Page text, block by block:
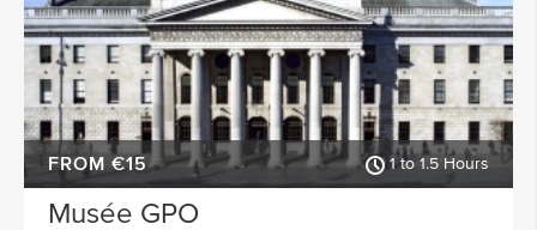
FROM €15 1 to 1.5 Hours
Musée GPO